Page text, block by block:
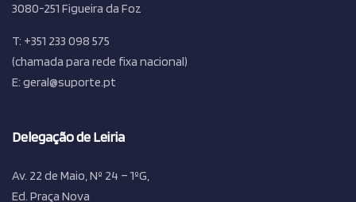
3080-251 Figueira da Foz
T: +351 233 098 575
(chamada para rede fixa nacional)
E: geral@suporte.pt
Delegação de Leiria
Av. 22 de Maio, Nº 24 – 1ºG,
Ed. Praça Nova